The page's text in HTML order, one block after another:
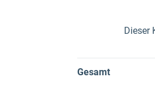
Dieser
Gesamt